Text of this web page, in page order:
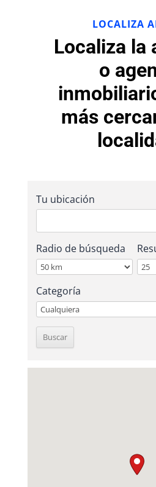
LOCALIZA
Localiza la
o
más
Tu ubicación
Radio de búsqueda
Categoría